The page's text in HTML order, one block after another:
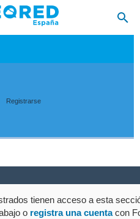
Registrarse
tienen acceso a esta
o registra una cuentacon